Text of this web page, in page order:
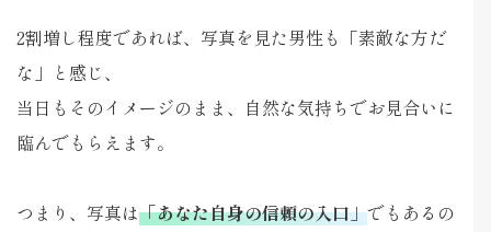
2割増し程度であれば、写真を見た男性も「素敵な方だ
な」と感じ、
当日もそのイメージのまま、自然な気持ちでお見合いに
臨んでもらえます。
つまり、写真は「あなた自身の信頼の入口」でもあるの